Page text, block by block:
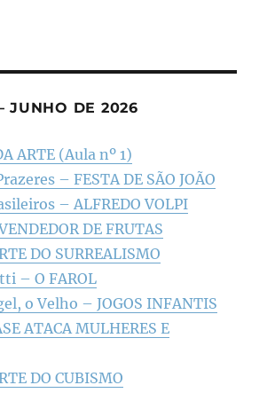
JUNHO DE 2026
ARTE (Aula nº 1)
– FESTA DE SÃO JOÃO
– ALFREDO VOLPI
DE FRUTAS
DO SURREALISMO
– O FAROL
o Velho – JOGOS INFANTIS
ATACA MULHERES E
DO CUBISMO